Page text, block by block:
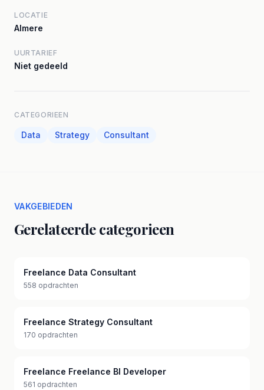
LOCATIE
Almere
UURTARIEF
Niet gedeeld
CATEGORIEEN
Data Strategy Consultant
VAKGEBIEDEN
Gerelateerde categorieen
Freelance Data Consultant
558 opdrachten
Freelance Strategy Consultant
170 opdrachten
Freelance Freelance BI Developer
561 opdrachten